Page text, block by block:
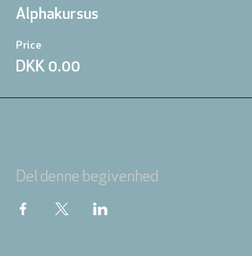
Alphakursus
Price
DKK 0.00
Del denne begivenhed